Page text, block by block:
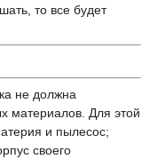
то все будет
не должна
материалов. Для этой
и пылесос;
своего